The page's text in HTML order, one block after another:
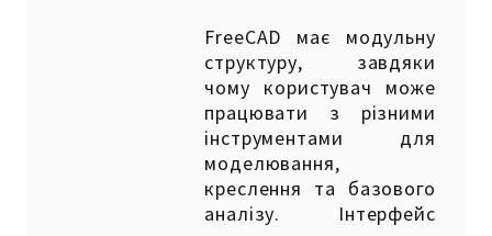
FreeCAD має модульну
структуру, завдяки
чому користувач може
працювати з різними
інструментами для
моделювання,
креслення та базового
аналізу. Інтерфейс